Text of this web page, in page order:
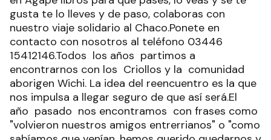
gusta te lo lleves y de paso, colaboras con
nuestro viaje solidario al Chaco.Ponete en
contacto con nosotros al teléfono 03446
15412146.Todos los años partimos a
encontrarnos con los Criollos y la comunidad
aborigen Wichi. La idea del reencuentro es la que
nos impulsa a llegar seguro de que así será.El
año pasado nos encontramos con frases como
"volvieron nuestros amigos entrerrianos" o "como